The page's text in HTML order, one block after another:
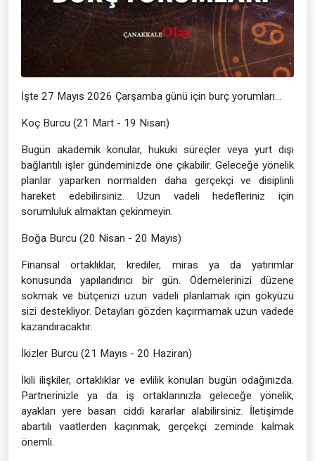
İşte 27 Mayıs 2026 Çarşamba günü için burç yorumları…
Koç Burcu (21 Mart - 19 Nisan)
Bugün akademik konular, hukuki süreçler veya yurt dışı
bağlantılı işler gündeminizde öne çıkabilir. Geleceğe yönelik
planlar yaparken normalden daha gerçekçi ve disiplinli
hareket edebilirsiniz. Uzun vadeli hedefleriniz için
sorumluluk almaktan çekinmeyin.
Boğa Burcu (20 Nisan - 20 Mayıs)
Finansal ortaklıklar, krediler, miras ya da yatırımlar
konusunda yapılandırıcı bir gün. Ödemelerinizi düzene
sokmak ve bütçenizi uzun vadeli planlamak için gökyüzü
sizi destekliyor. Detayları gözden kaçırmamak uzun vadede
kazandıracaktır.
İkizler Burcu (21 Mayıs - 20 Haziran)
İkili ilişkiler, ortaklıklar ve evlilik konuları bugün odağınızda.
Partnerinizle ya da iş ortaklarınızla geleceğe yönelik,
ayakları yere basan ciddi kararlar alabilirsiniz. İletişimde
abartılı vaatlerden kaçınmak, gerçekçi zeminde kalmak
önemli.